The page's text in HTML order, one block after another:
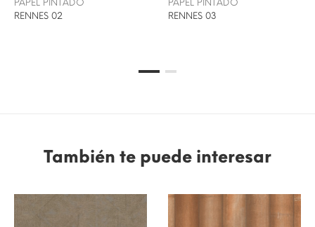
PAPEL PINTADO
RENNES 02
PAPEL PINTADO
RENNES 03
También te puede interesar